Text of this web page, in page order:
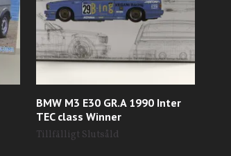
BMW M3 E30 GR.A 1990 Inter
TEC class Winner
Tillfälligt Slutsåld